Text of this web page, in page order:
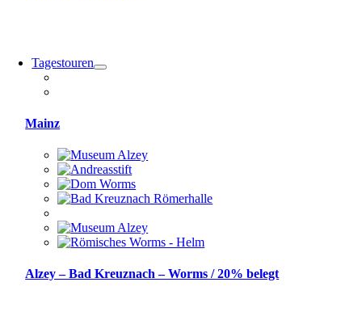
Tagestouren
Mainz
Alzey – Bad Kreuznach – Worms / 20% belegt